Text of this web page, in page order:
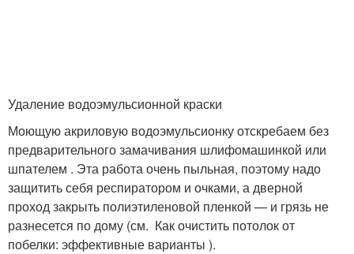
Удаление водоэмульсионной краски
Моющую акриловую водоэмульсионку отскребаем без
предварительного замачивания шлифомашинкой или
шпателем . Эта работа очень пыльная, поэтому надо
защитить себя респиратором и очками, а дверной
проход закрыть полиэтиленовой пленкой — и грязь не
разнесется по дому (см. Как очистить потолок от
побелки: эффективные варианты ).